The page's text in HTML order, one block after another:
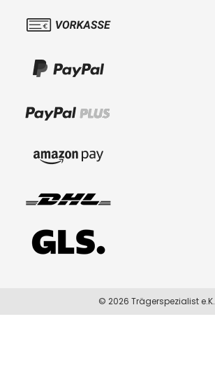
© 2026 Trägerspezialist e.K.